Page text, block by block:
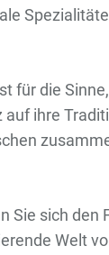
für die
ihre
Sie sich den
Welt